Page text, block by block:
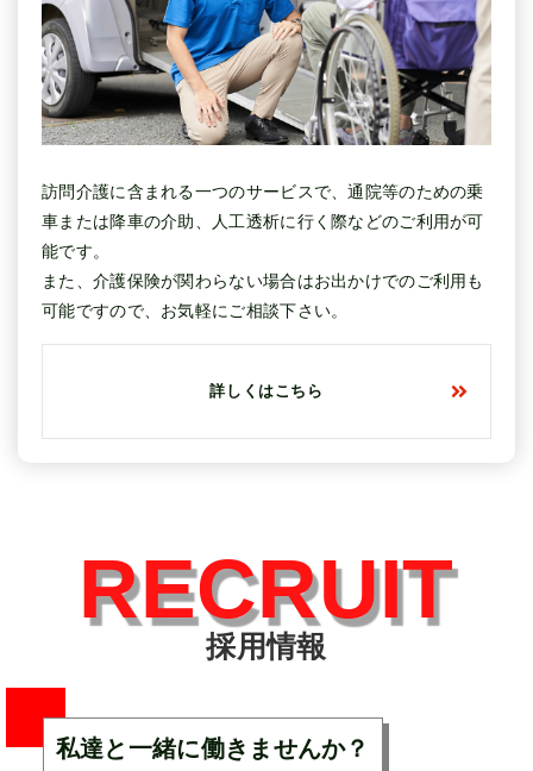
訪問介護に含まれる一つのサービスで、通院等のための乗
車または降車の介助、人工透析に行く際などのご利用が可
能です。
また、介護保険が関わらない場合はお出かけでのご利用も
可能ですので、お気軽にご相談下さい。
詳しくはこちら
採用情報
RECRUIT
私達と一緒に働きませんか？